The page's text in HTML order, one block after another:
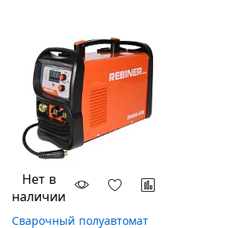
Нет в
наличии
Сварочный полуавтомат